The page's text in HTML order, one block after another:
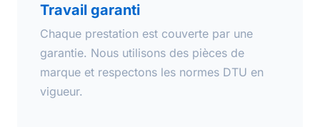
Travail garanti
Chaque prestation est couverte par une
garantie. Nous utilisons des pièces de
marque et respectons les normes DTU en
vigueur.